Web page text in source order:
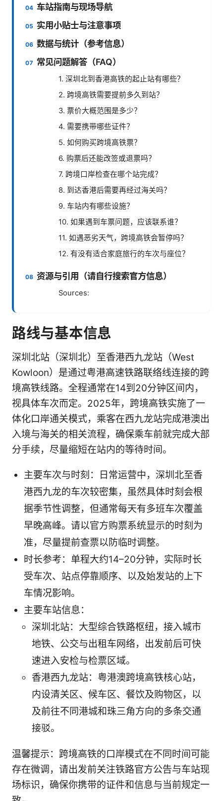
车站指南与现场导航
实用小贴士与注意事项
数据与统计（参考信息）
常见问题解答（FAQ）
1. 深圳北到香港高铁的起止站有哪些？
2. 跨境高铁需要提前多久到站？
3. 票价大概范围是多少？
4. 需要携带哪些证件？
5. 如何购买跨境高铁票？
6. 购票后还能改签或退票吗？
7. 跨境口岸检查在哪个站完成？
8. 到达香港后需要再经过海关吗？
9. 车站内有哪些设施？
10. 如果遇到车票问题，应该联系谁？
11. 如遇恶劣天气，跨境高铁会暂停吗？
12. 有没有适合家庭旅行的车次与座位？
资源与引用（请自行搜索官方信息）
Sources:
路线与基本信息
深圳北站（深圳北）至香港西九龙站（West
Kowloon）是通过粤港高速铁路联络线连接的跨
境高铁线路。全程通常在14到20分钟区间内，
视具体车次而定。2025年，跨境高铁实施了一
体化口岸通关模式，乘客在西九龙站完成港澳出
入境与海关的相关流程，确保乘车前就完成大部
分手续，尽量缩短在站内的等待时间。
主要车次与时刻：日常运营中，深圳北至香
港西九龙的车次较密集，虽然具体时刻会根
据季节性调整，但通常每天有多班车次覆盖
早晚高峰。请以官方购票系统显示的时刻为
准，尽量提前查票以防临时调整。
时长参考：单程大约14–20分钟，实际时长
受车次、站点停靠顺序、以及始发站的上下
车情况影响。
主要车站信息：
深圳北站：大型综合铁路枢纽，接入城市
地铁、公交与出租车网络，出发前后可快
速进入安检与检票区域。
香港西九龙站：粤港澳跨境高铁核心站，
内设清关区、候车区、餐饮及购物区，以
及前往不同港城和珠三角方向的多条交通
接驳。
温馨提示：跨境高铁的口岸模式在不同时间可能
存在微调，请出发前关注铁路官方公告与车站现
场标识，确保你携带的证件和信息与当前规定一